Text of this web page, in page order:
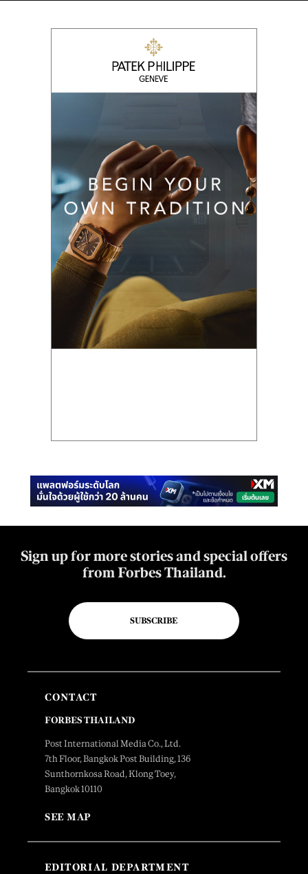
Sign up for more stories and special offers
from Forbes Thailand.
SUBSCRIBE
CONTACT
FORBES THAILAND
Post International Media Co., Ltd.
7th Floor, Bangkok Post Building, 136
Sunthornkosa Road, Klong Toey,
Bangkok 10110
SEE MAP
EDITORIAL DEPARTMENT